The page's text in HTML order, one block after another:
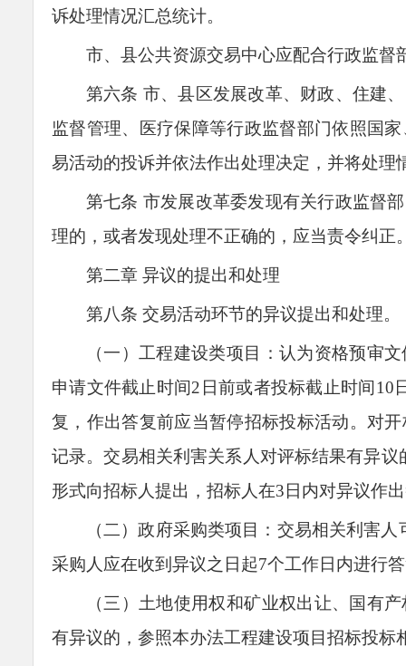
诉处理情况汇总统计。
市、县公共资源交易中心应配合行政监
第六条 市、县区发展改革、财政、住建
监督管理、医疗保障等行政监督部门依照国
易活动的投诉并依法作出处理决定，并将处理
第七条 市发展改革委发现有关行政监督
理的，或者发现处理不正确的，应当责令纠正
第二章 异议的提出和处理
第八条 交易活动环节的异议提出和处理。
（一）工程建设类项目：认为资格预审
申请文件截止时间2日前或者投标截止时间
复，作出答复前应当暂停招标投标活动。对
记录。交易相关利害关系人对评标结果有异
形式向招标人提出，招标人在3日内对异议作
（二）政府采购类项目：交易相关利害
采购人应在收到异议之日起7个工作日内进行
（三）土地使用权和矿业权出让、国有
有异议的， 参照本办法工程建设项目招标投标